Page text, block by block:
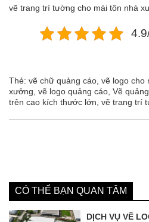
vẽ trang trí tường cho mái tôn nhà
Thẻ: vẽ chữ quảng cáo vẽ logo cho
xưởng vẽ logo quảng cáo Vẽ
trên cao kích thước lớn vẽ trang trí
CÓ THỂ BẠN QUAN TÂM
DỊCH VỤ VẼ